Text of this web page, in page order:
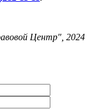
Центр", 2024